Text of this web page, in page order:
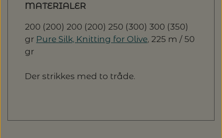
MATERIALER
200 (200) 200 (200) 250 (300) 300 (350)
gr Pure Silk, Knitting for Olive, 225 m / 50
gr
Der strikkes med to tråde.